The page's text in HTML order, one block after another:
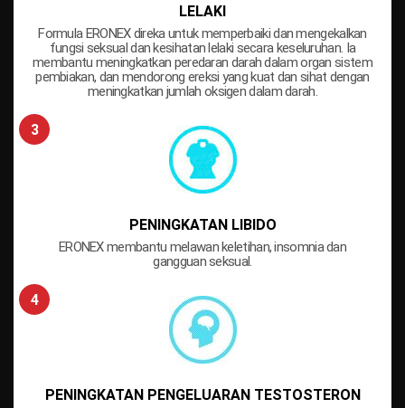
LELAKI
Formula ERONEX direka untuk memperbaiki dan mengekalkan
fungsi seksual dan kesihatan lelaki secara keseluruhan. Ia
membantu meningkatkan peredaran darah dalam organ sistem
pembiakan, dan mendorong ereksi yang kuat dan sihat dengan
meningkatkan jumlah oksigen dalam darah.
PENINGKATAN LIBIDO
ERONEX membantu melawan keletihan, insomnia dan
gangguan seksual.
PENINGKATAN PENGELUARAN TESTOSTERON